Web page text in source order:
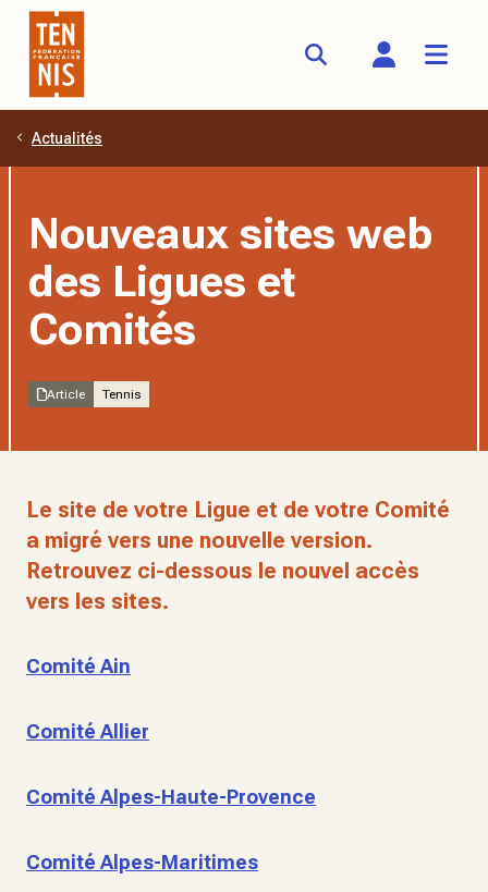
Aller au contenu principal
Actualités
Nouveaux sites web
des Ligues et
Comités
Article Tennis
Le site de votre Ligue et de votre Comité
a migré vers une nouvelle version.
Retrouvez ci-dessous le nouvel accès
vers les sites.
Comité Ain
Comité Allier
Comité Alpes-Haute-Provence
Comité Alpes-Maritimes